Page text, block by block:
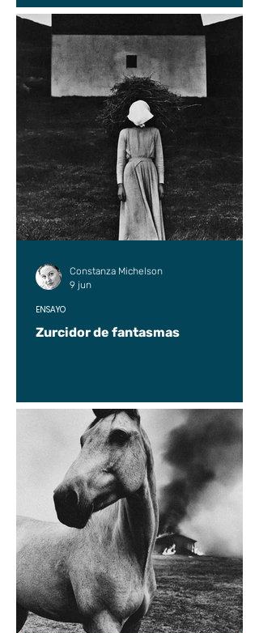
Zurcidor de fantasmas
ENSAYO
Constanza Michelson
9 jun